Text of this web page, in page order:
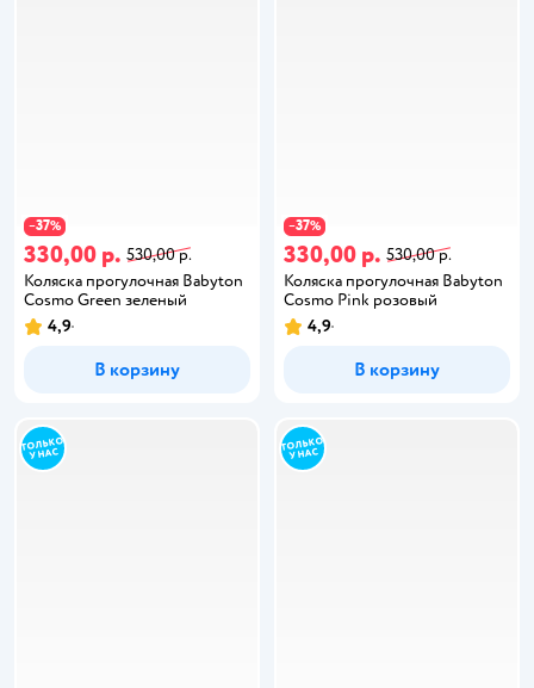
−37%
330,00 р. 530,00 р.
Коляска прогулочная Babyton
Cosmo Green зеленый
4,9
В корзину
−37%
330,00 р. 530,00 р.
Коляска прогулочная Babyton
Cosmo Pink розовый
4,9
В корзину